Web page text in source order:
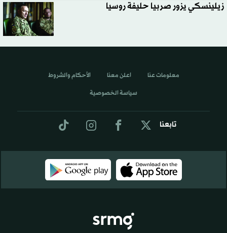
زيلينسكي يزور صربيا حليفة روسيا
تابعنا
معلومات عنا اعلن معنا الأحكام والشروط
سياسة الخصوصية